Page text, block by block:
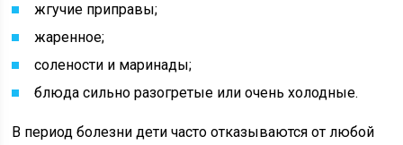
жгучие приправы;
жаренное;
солености и маринады;
блюда сильно разогретые или очень холодные.
В период болезни дети часто отказываются от любой